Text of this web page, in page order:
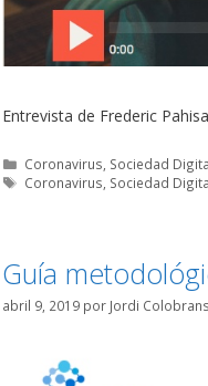
Entrevista de Frederic
Categorías
Coronavirus Sociedad
Etiquetas
Coronavirus Sociedad
Guía
abril 9, 2019 por Jordi Colobrans